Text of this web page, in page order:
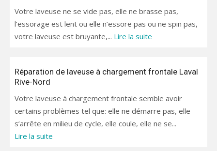
Votre laveuse ne se vide pas, elle ne brasse pas,
l’essorage est lent ou elle n’essore pas ou ne spin pas,
votre laveuse est bruyante,... Lire la suite
Réparation de laveuse à chargement frontale Laval
Rive-Nord
Votre laveuse à chargement frontale semble avoir
certains problèmes tel que: elle ne démarre pas, elle
s’arrête en milieu de cycle, elle coule, elle ne se...
Lire la suite